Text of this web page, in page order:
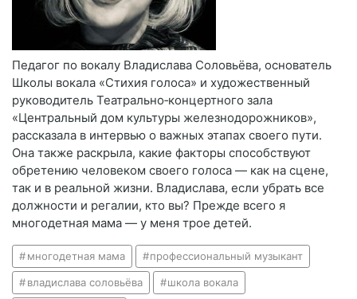
Педагог по вокалу Владислава Соловьёва, основатель
Школы вокала «Стихия голоса» и художественный
руководитель Театрально‑концертного зала
«Центральный дом культуры железнодорожников»,
рассказала в интервью о важных этапах своего пути.
Она также раскрыла, какие факторы способствуют
обретению человеком своего голоса — как на сцене,
так и в реальной жизни. Владислава, если убрать все
должности и регалии, кто вы? Прежде всего я
многодетная мама — у меня трое детей.
многодетная мама профессиональный музыкант
владислава соловьёва школа вокала